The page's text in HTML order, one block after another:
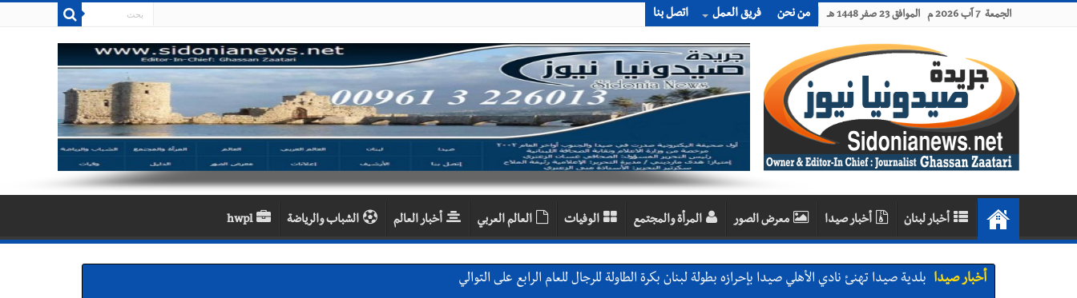
الجمعة 7 آب 2026 م الموافق 23 صفر 1448 هـ من نحن فريق العمل اتصل بنا
أخبار لبنان أخبار صيدا معرض الصور المرأة والمجتمع الوفيات العالم العربي أخبار العالم الشباب والرياضة hwpl
أخبار صيدا بلدية صيدا تهنئ نادي الأهلي صيدا بإحرازه بطولة لبنان بكرة الطاولة للرجال للعام الرابع على التوالي